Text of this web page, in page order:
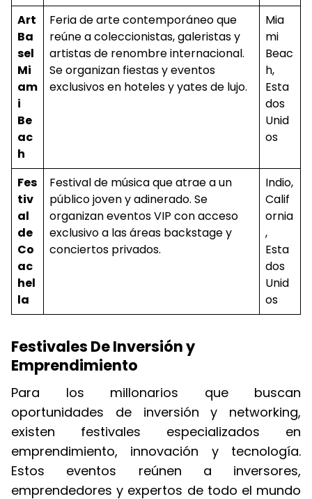
Art
Ba
sel
Mi
am
i
Be
ac
h
Feria de arte contemporáneo que
reúne a coleccionistas, galeristas y
artistas de renombre internacional.
Se organizan fiestas y eventos
exclusivos en hoteles y yates de lujo.
Mia
mi
Beac
h,
Esta
dos
Unid
os
Fes
tiv
al
de
Co
ac
hel
la
Festival de música que atrae a un
público joven y adinerado. Se
organizan eventos VIP con acceso
exclusivo a las áreas backstage y
conciertos privados.
Indio,
Calif
ornia
,
Esta
dos
Unid
os
Festivales De Inversión y
Emprendimiento
Para los millonarios que buscan
oportunidades de inversión y networking,
existen festivales especializados en
emprendimiento, innovación y tecnología.
Estos eventos reúnen a inversores,
emprendedores y expertos de todo el mundo